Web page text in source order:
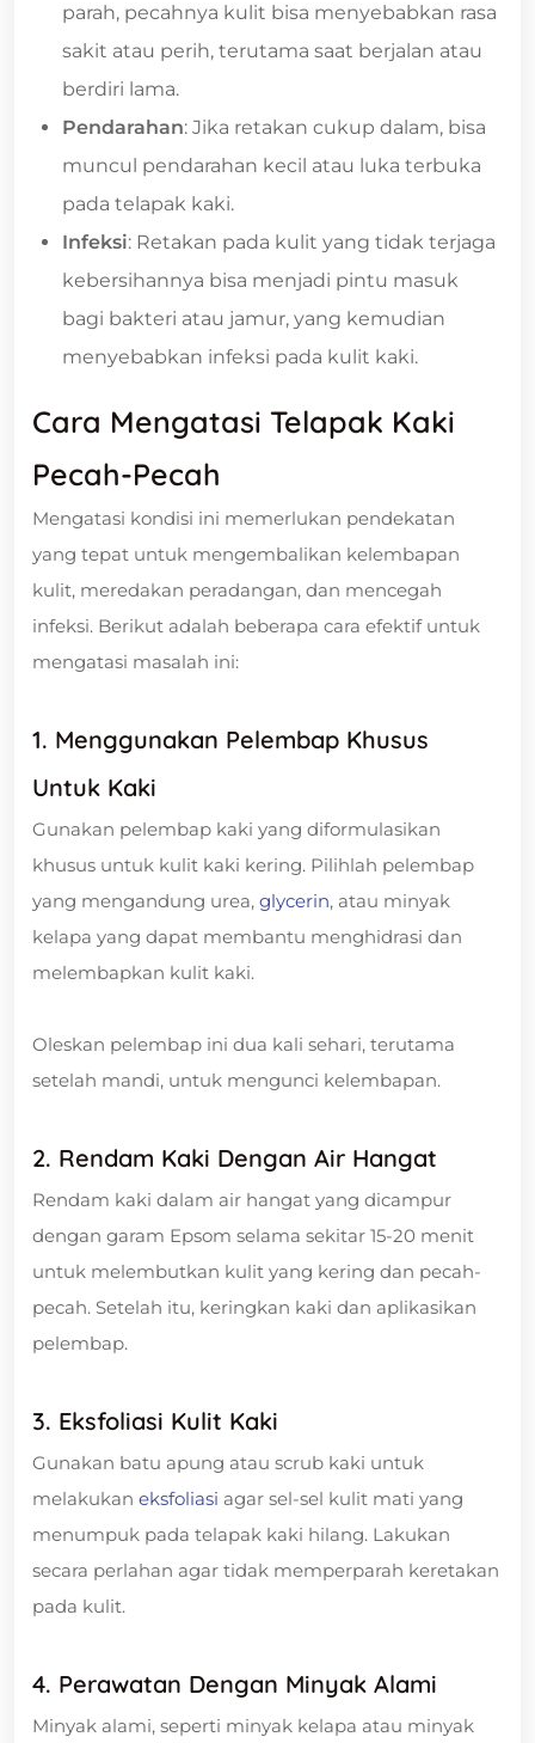
parah, pecahnya kulit bisa menyebabkan rasa
sakit atau perih, terutama saat berjalan atau
berdiri lama.
Pendarahan: Jika retakan cukup dalam, bisa
muncul pendarahan kecil atau luka terbuka
pada telapak kaki.
Infeksi: Retakan pada kulit yang tidak terjaga
kebersihannya bisa menjadi pintu masuk
bagi bakteri atau jamur, yang kemudian
menyebabkan infeksi pada kulit kaki.
Cara Mengatasi Telapak Kaki
Pecah-Pecah
Mengatasi kondisi ini memerlukan pendekatan
yang tepat untuk mengembalikan kelembapan
kulit, meredakan peradangan, dan mencegah
infeksi. Berikut adalah beberapa cara efektif untuk
mengatasi masalah ini:
1. Menggunakan Pelembap Khusus
Untuk Kaki
Gunakan pelembap kaki yang diformulasikan
khusus untuk kulit kaki kering. Pilihlah pelembap
yang mengandung urea, glycerin, atau minyak
kelapa yang dapat membantu menghidrasi dan
melembapkan kulit kaki.
Oleskan pelembap ini dua kali sehari, terutama
setelah mandi, untuk mengunci kelembapan.
2. Rendam Kaki Dengan Air Hangat
Rendam kaki dalam air hangat yang dicampur
dengan garam Epsom selama sekitar 15-20 menit
untuk melembutkan kulit yang kering dan pecah-
pecah. Setelah itu, keringkan kaki dan aplikasikan
pelembap.
3. Eksfoliasi Kulit Kaki
Gunakan batu apung atau scrub kaki untuk
melakukan eksfoliasi agar sel-sel kulit mati yang
menumpuk pada telapak kaki hilang. Lakukan
secara perlahan agar tidak memperparah keretakan
pada kulit.
4. Perawatan Dengan Minyak Alami
Minyak alami, seperti minyak kelapa atau minyak